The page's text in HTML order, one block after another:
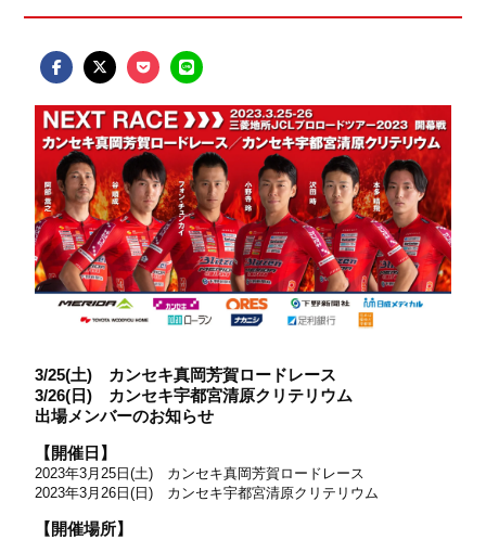
3/25(土) カンセキ真岡芳賀ロードレース
3/26(日) カンセキ宇都宮清原クリテリウム
出場メンバーのお知らせ
【開催日】
2023年3月25日(土) カンセキ真岡芳賀ロードレース
2023年3月26日(日) カンセキ宇都宮清原クリテリウム
【開催場所】